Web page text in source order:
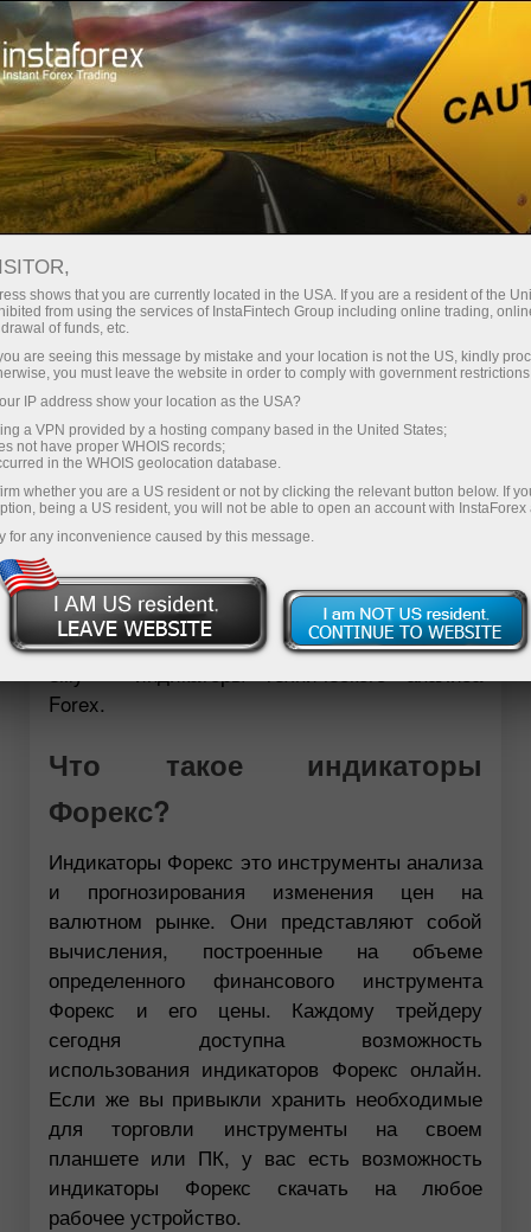
Начинающим
Лучшие индикаторы для торговли на Форекс
10.01.2024 22:00
Лучшие индикаторы для торговли на
Форекс
О непредсказуемом и хаотичном поведении
рынка Forex можно слагать легенды. Даже
предсказать, как поведут себя котировки в
следующий момент. Что уж говорить о
новичках рынка… Однако выход есть! И имя
Forex.
Что такое индикаторы
Форекс?
Индикаторы Форекс это инструменты анализа
и прогнозирования изменения цен на
валютном рынке. Они представляют собой
вычисления, построенные на объеме
определенного финансового инструмента
Форекс и его цены. Каждому трейдеру
сегодня доступна возможность
использования индикаторов Форекс онлайн.
Если же вы привыкли хранить необходимые
для торговли инструменты на своем
планшете или ПК, у вас есть возможность
индикаторы Форекс скачать на любое
рабочее устройство.
shows that you are currently located in the USA. If you are a resident of the
from using the services of InstaFintech Group including online trading,
of funds, etc.
are seeing this message by mistake and your location is not the US, kindly
you must leave the website in order to comply with government
IP address show your location as the USA?
a VPN provided by a hosting company based in the United States;
not have proper WHOIS records;
in the WHOIS geolocation database.
whether you are a US resident or not by clicking the relevant button below. If
being a US resident, you will not be able to open an account with InstaForex
for any inconvenience caused by this message.